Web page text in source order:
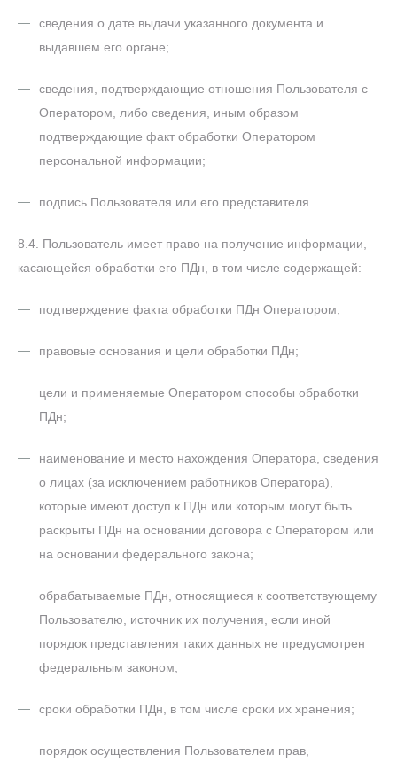
сведения о дате выдачи указанного документа и
выдавшем его органе;
сведения, подтверждающие отношения Пользователя с
Оператором, либо сведения, иным образом
подтверждающие факт обработки Оператором
персональной информации;
подпись Пользователя или его представителя.
8.4. Пользователь имеет право на получение информации,
касающейся обработки его ПДн, в том числе содержащей:
подтверждение факта обработки ПДн Оператором;
правовые основания и цели обработки ПДн;
цели и применяемые Оператором способы обработки
ПДн;
наименование и место нахождения Оператора, сведения
о лицах (за исключением работников Оператора),
которые имеют доступ к ПДн или которым могут быть
раскрыты ПДн на основании договора с Оператором или
на основании федерального закона;
обрабатываемые ПДн, относящиеся к соответствующему
Пользователю, источник их получения, если иной
порядок представления таких данных не предусмотрен
федеральным законом;
сроки обработки ПДн, в том числе сроки их хранения;
порядок осуществления Пользователем прав,